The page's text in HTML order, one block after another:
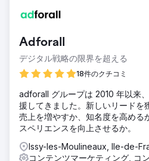
NN Life and Pensionsの目標は、
オーガニックトラフィックをゼロ
トは、YMYL（Young Life
者向け生命保険・年金法）に基づ
実施されていたため、信頼性、正
欠でした。競争の激しいこの分野
エンスにリーチすると同時に、持
成することが不可欠でした。
ソリューション
NN Hayat向けに、SEOとコンテ
わせた戦略を設計しました。
融関連知識を育み、ユーザーの繊
Adforall
デジタル戦略の限界を超える
18件のクチコミ
adforall グループは 2010 年以来
援してきました。新しいリードを
売上を増やすか、知名度を高める
スペリエンスを向上させるか。
Issy-les-Moulineaux, Ile-de-
コンテンツマーケティング, コ